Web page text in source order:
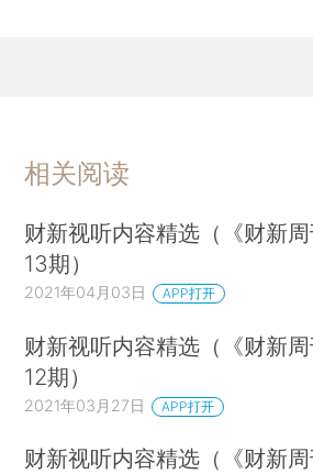
相关阅读
财新视听内容精选（《财新
13期）
2021年04月03日 APP打开
财新视听内容精选（《财新
12期）
2021年03月27日 APP打开
财新视听内容精选（《财新